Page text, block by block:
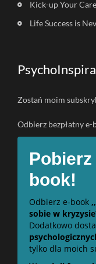
Kick-up Your
Life Success is
Zostań moim
Odbierz bezpłatny
Pobierz
book!
Odbierz e-book
sobie w
Dodatkowo
tylko dla moich